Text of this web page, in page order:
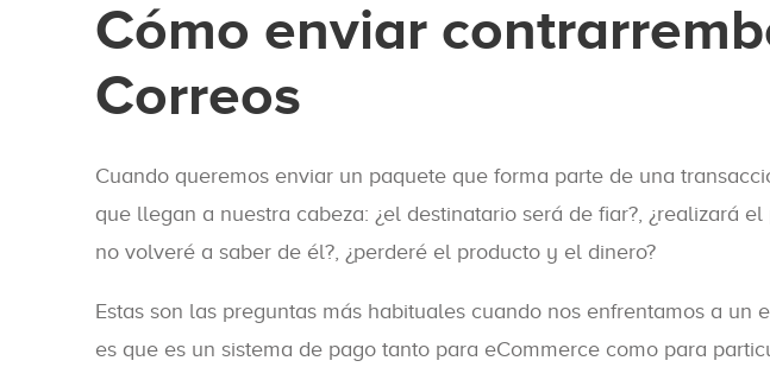
Cómo enviar
Correos
Cuando queremos enviar un paquete que forma parte de una
que llegan a nuestra cabeza: ¿el destinatario será de fiar?, ¿realizará
no volveré a saber de él?, ¿perderé el producto y el dinero?
Estas son las preguntas más habituales cuando nos enfrentamos a un
es que es un sistema de pago tanto para eCommerce como para